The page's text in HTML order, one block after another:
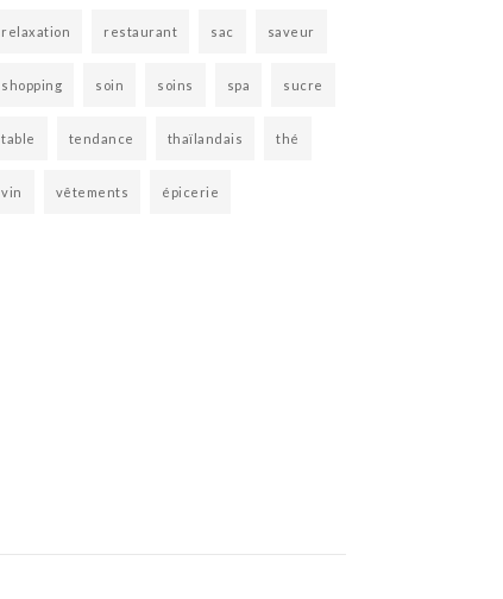
relaxation restaurant sac saveur
shopping soin soins spa sucre
table tendance thaïlandais thé
vin vêtements épicerie